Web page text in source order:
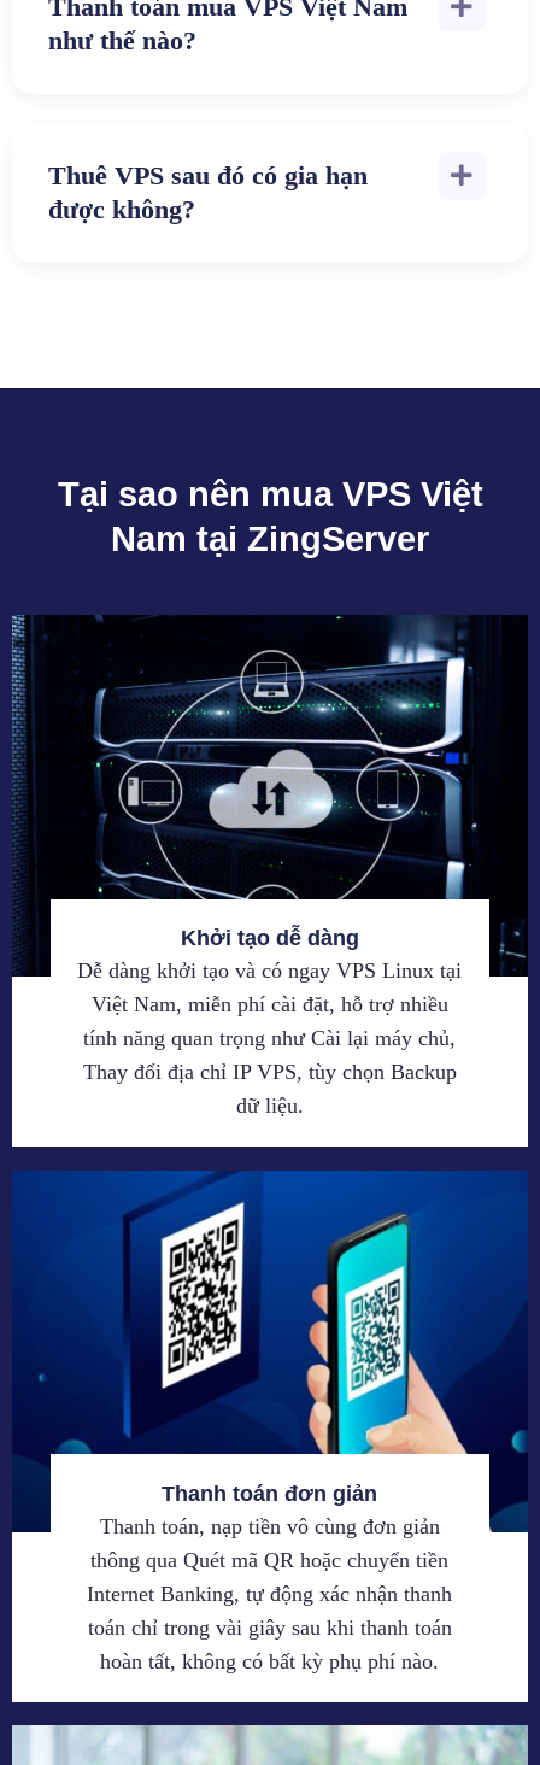
Thanh toán mua VPS Việt Nam
như thế nào?
Thuê VPS sau đó có gia hạn
được không?
Tại sao nên mua VPS Việt
Nam tại ZingServer
Khởi tạo dễ dàng
Dễ dàng khởi tạo và có ngay VPS Linux tại
Việt Nam, miễn phí cài đặt, hỗ trợ nhiều
tính năng quan trọng như Cài lại máy chủ,
Thay đổi địa chỉ IP VPS, tùy chọn Backup
dữ liệu.
Thanh toán đơn giản
Thanh toán, nạp tiền vô cùng đơn giản
thông qua Quét mã QR hoặc chuyển tiền
Internet Banking, tự động xác nhận thanh
toán chỉ trong vài giây sau khi thanh toán
hoàn tất, không có bất kỳ phụ phí nào.